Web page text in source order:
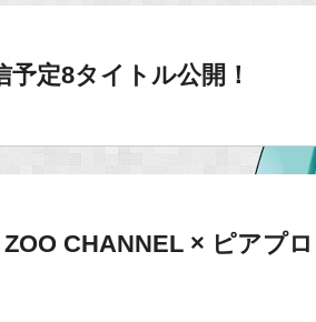
予定8タイトル公開！
CHANNEL × ピアプロ